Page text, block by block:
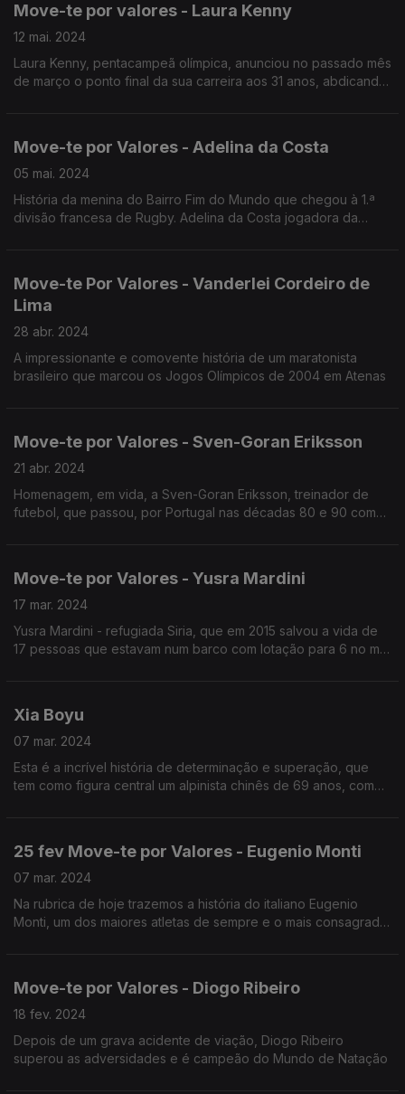
Move-te por valores - Laura Kenny
12 mai. 2024
Laura Kenny, pentacampeã olímpica, anunciou no passado mês
de março o ponto final da sua carreira aos 31 anos, abdicando
Move-te por Valores - Adelina da Costa
05 mai. 2024
História da menina do Bairro Fim do Mundo que chegou à 1.ª
divisão francesa de Rugby. Adelina da Costa jogadora da
Move-te Por Valores - Vanderlei Cordeiro de
Lima
28 abr. 2024
A impressionante e comovente história de um maratonista
brasileiro que marcou os Jogos Olímpicos de 2004 em Atenas
Move-te por Valores - Sven-Goran Eriksson
21 abr. 2024
Homenagem, em vida, a Sven-Goran Eriksson, treinador de
futebol, que passou, por Portugal nas décadas 80 e 90 como
Move-te por Valores - Yusra Mardini
17 mar. 2024
Yusra Mardini - refugiada Siria, que em 2015 salvou a vida de
17 pessoas que estavam num barco com lotação para 6 no mar
Xia Boyu
07 mar. 2024
Esta é a incrível história de determinação e superação, que
tem como figura central um alpinista chinês de 69 anos, com
25 fev Move-te por Valores - Eugenio Monti
07 mar. 2024
Na rubrica de hoje trazemos a história do italiano Eugenio
Monti, um dos maiores atletas de sempre e o mais consagrado
Move-te por Valores - Diogo Ribeiro
18 fev. 2024
Depois de um grava acidente de viação, Diogo Ribeiro
superou as adversidades e é campeão do Mundo de Natação